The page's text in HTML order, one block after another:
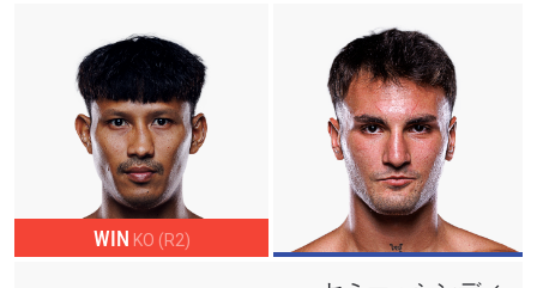
が勝利。その後、両者は世界の舞台で経験を重ね、今回は
タイトル戦線に踏みとどまるための重要な一戦となる。
コーメインイベントでは、K-1王者に2度輝いたヨードクン
ポンがONE初参戦。トルコのセミフ・シャー・ジンディル
と、バンタム級ムエタイマッチで対戦する。
6月26日、世界190以上の国と地域に届けられる「The Inner
WIN KO (R2)